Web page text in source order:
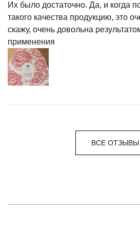
Их было достаточно. Да, и когда
такого качества продукцию, это
скажу, очень довольна
применения
ВСЕ ОТЗЫВЫ